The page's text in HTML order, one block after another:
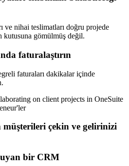
nihai teslimatları doğru projede
kutusuna gömülmüş değil.
faturalaştırın
faturaları dakikalar içinde
müşterileri çekin ve gelirinizi
uyan bir CRM